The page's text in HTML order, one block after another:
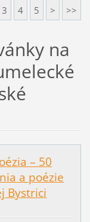
3 4 5 > >>
na
– 50
a poézie
Bystrici